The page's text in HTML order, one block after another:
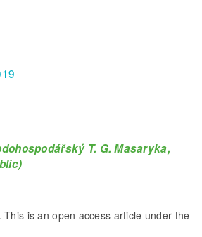
T. G. Masaryka,
is an open access article under the